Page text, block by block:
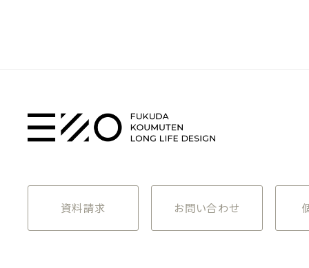
資料請求 お問い合わせ